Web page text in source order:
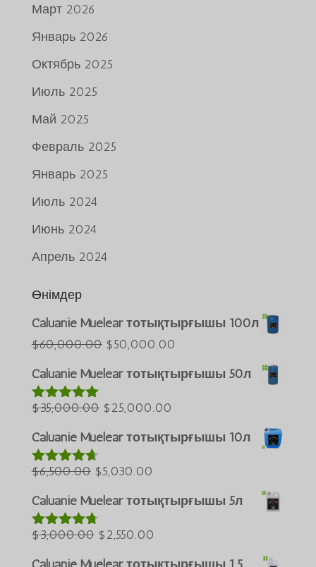
Март 2026
Январь 2026
Октябрь 2025
Июль 2025
Май 2025
Февраль 2025
Январь 2025
Июль 2024
Июнь 2024
Апрель 2024
Өнімдер
Caluanie Muelear тотықтырғышы 100л
$60,000.00 Бастапқы
бағасы:
$60,000.00.
$50,000.00
$50,000.00.
Caluanie Muelear тотықтырғышы 50л
5-тен5.00
бағаланды
$35,000.00 Бастапқы
бағасы:
$35,000.00.
$25,000.00
$25,000.00.
Caluanie Muelear тотықтырғышы 10л
5-тен4.60
бағаланды
$6,500.00 Бастапқы
бағасы:
$6,500.00.
$5,030.00
$5,030.00.
Caluanie Muelear тотықтырғышы 5л
5-тен4.64
бағаланды
$3,000.00 Бастапқы
бағасы:
$2,550.00
Русский
ພາສາລາວ